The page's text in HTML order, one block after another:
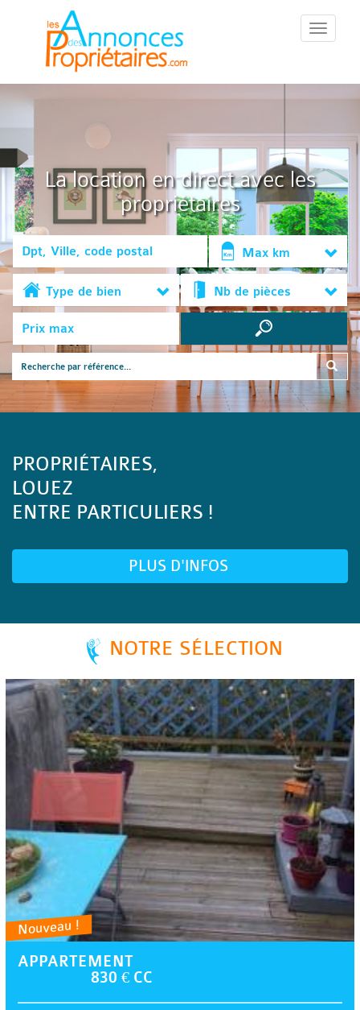
::Menu::
La location en direct avec les
propriétaires
Max km
Type de bien Nb de pièces
PROPRIÉTAIRES,
LOUEZ
ENTRE PARTICULIERS !
PLUS D'INFOS
NOTRE SÉLECTION
Nouveau !
APPARTEMENT
830 € CC